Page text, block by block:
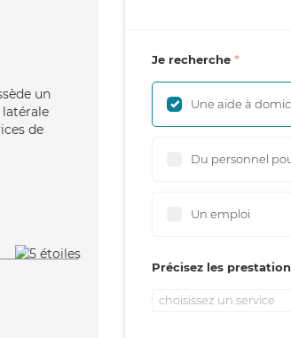
un
latérale
de
Je recherche
Une aide à
Du personnel
Un emploi
Précisez les
choisissez un service